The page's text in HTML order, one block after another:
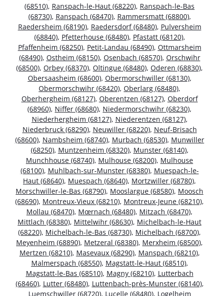
(68510), Ranspach-le-Haut (68220), Ranspach-le-Bas
(68730), Ranspach (68470), Rammersmatt (68800),
Raedersheim (68190), Raedersdorf (68480), Pulversheim
(68840), Pfetterhouse (68480), Pfastatt (68120),
Pfaffenheim (68250), Petit-Landau (68490), Ottmarsheim
(68490), Ostheim (68150), Osenbach (68570), Orschwihr
(68500), Orbey (68370), Oltingue (68480), Oderen (68830),
Obersaasheim (68600), Obermorschwiller (68130),
Obermorschwihr (68420), Oberlarg (68480),
Oberhergheim (68127), Oberentzen (68127), Oberdorf
(68960), Niffer (68680), Niedermorschwihr (68230),
Niederhergheim (68127), Niederentzen (68127),
Niederbruck (68290), Neuwiller (68220), Neuf-Brisach
(68600), Nambsheim (68740), Murbach (68530), Munwiller
(68250), Muntzenheim (68320), Munster (68140),
Munchhouse (68740), Mulhouse (68200), Mulhouse
(68100), Muhlbach-sur-Munster (68380), Muespach-le-
Haut (68640), Muespach (68640), Mortzwiller (68780),
Morschwiller-le-Bas (68790), Mooslargue (68580), Moosch
(68690), Montreux-Vieux (68210), Montreux-Jeune (68210),
Mollau (68470), Mœrnach (68480), Mitzach (68470),
Mittlach (68380), Mittelwihr (68630), Michelbach-le-Haut
(68220), Michelbach-le-Bas (68730), Michelbach (68700),
Meyenheim (68890), Metzeral (68380), Merxheim (68500),
Mertzen (68210), Masevaux (68290), Manspach (68210),
Malmerspach (68550), Magstatt-le-Haut (68510),
Magstatt-le-Bas (68510), Magny (68210), Lutterbach
(68460), Lutter (68480), Luttenbach-près-Munster (68140),
Luemschwiller (68720), Lucelle (68480), Logelheim